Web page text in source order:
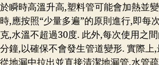
於瞬時高溫升高,塑料管可能會加熱並
時,應按照“少量多遍”的原則進行,即每
克,水溫不超過30度. 此外,每次使用之
分鐘,以確保不會發生管道變形. 實際上